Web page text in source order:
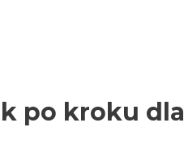
po kroku dla